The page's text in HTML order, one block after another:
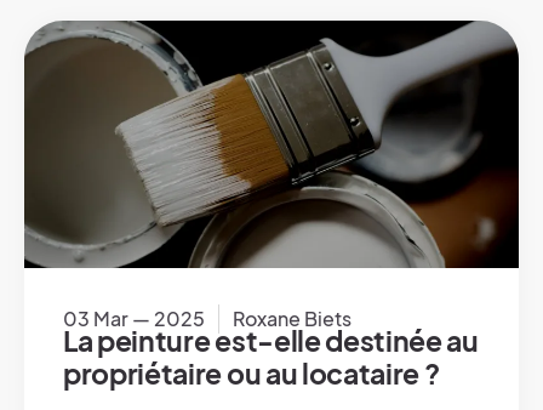
03 Mar — 2025 Roxane Biets
La peinture est-elle destinée au
propriétaire ou au locataire ?